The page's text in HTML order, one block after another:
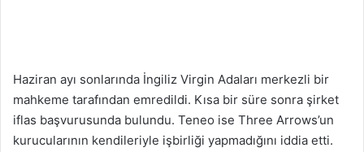
Haziran ayı sonlarında İngiliz Virgin Adaları merkezli bir
mahkeme tarafından emredildi. Kısa bir süre sonra şirket
iflas başvurusunda bulundu. Teneo ise Three Arrows’un
kurucularının kendileriyle işbirliği yapmadığını iddia etti.